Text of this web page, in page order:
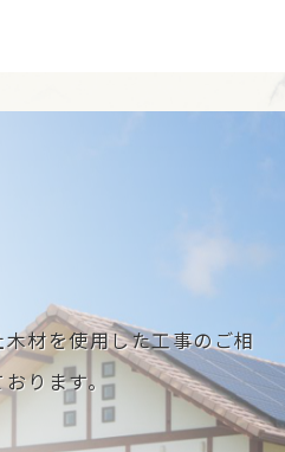
材を使用した工事のご相
ります。